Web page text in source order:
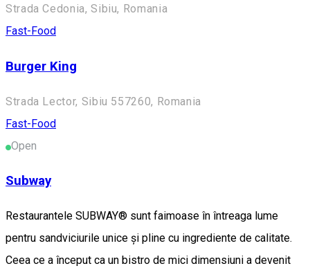
Strada Cedonia, Sibiu, Romania
Fast-Food
Burger King
Strada Lector, Sibiu 557260, Romania
Fast-Food
Open
Subway
Restaurantele SUBWAY® sunt faimoase în întreaga lume
pentru sandviciurile unice și pline cu ingrediente de calitate.
Ceea ce a început ca un bistro de mici dimensiuni a devenit